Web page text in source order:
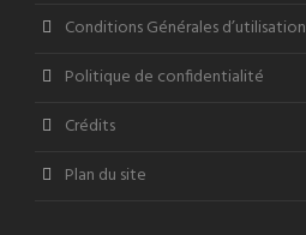
Conditions Générales d’utilisation
Politique de confidentialité
Crédits
Plan du site